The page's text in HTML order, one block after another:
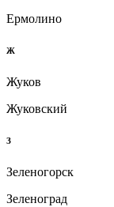
Ермолино
Ж
Жуков
Жуковский
З
Зеленогорск
Зеленоград